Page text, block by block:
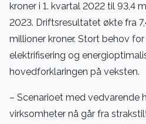
kroner i 1. kvartal 2022 til 93,4
2023. Driftsresultatet økte fra
millioner kroner. Stort behov
elektrifisering og
hovedforklaringen på veksten.
– Scenarioet med vedvarende
virksomheter nå går fra